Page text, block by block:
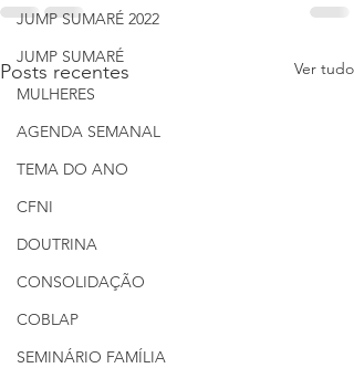
JUMP SUMARÉ 2022
JUMP SUMARÉ
MULHERES
AGENDA SEMANAL
TEMA DO ANO
CFNI
DOUTRINA
CONSOLIDAÇÃO
COBLAP
SEMINÁRIO FAMÍLIA
Posts recentes Ver tudo